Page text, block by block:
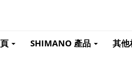
SHIMANO 產品 其他